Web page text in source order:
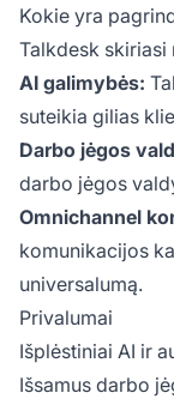
Kokie yra
Talkdesk skiriasi
AI galimybės:
suteikia gilias
Darbo jėgos
darbo jėgos
Omnichannel
komunikacijos
universalumą.
Privalumai
Išplėstiniai AI ir
Išsamus darbo